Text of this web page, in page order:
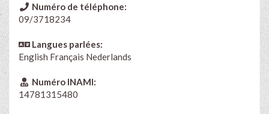
Numéro de téléphone:
09/3718234
Langues parlées:
English Français Nederlands
Numéro INAMI:
14781315480